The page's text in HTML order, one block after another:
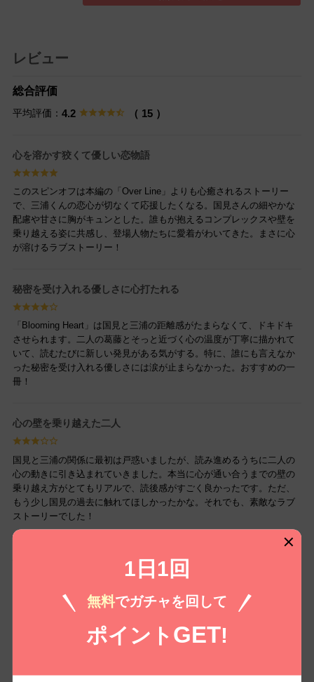
レビュー
総合評価
平均評価： 4.2 （ 15 ）
心を溶かす狡くて優しい恋物語
このスピンオフは本編の「Over Line」よりも心癒されるストーリー
で、三浦くんの恋心が切なくて応援したくなる。国見さんの細やかな
配慮や甘さに胸がキュンとした。誰もが抱えるコンプレックスや壁を
乗り越える姿に共感し、登場人物たちに愛着がわいてきた。まさに心
が溶けるラブストーリー！
秘密を受け入れる優しさに心打たれる
「Blooming Heart」は国見と三浦の距離感がたまらなくて、ドキドキ
させられます。二人の葛藤とそっと近づく心の温度が丁寧に描かれて
いて、読むたびに新しい発見がある気がする。特に、誰にも言えなか
った秘密を受け入れる優しさには涙が止まらなかった。おすすめの一
冊！
心の壁を乗り越えた二人
国見と三浦の関係に最初は戸惑いましたが、読み進めるうちに二人の
心の動きに引き込まれていきました。本当に心が通い合うまでの壁の
乗り越え方がとてもリアルで、読後感がすごく良かったです。ただ、
もう少し国見の過去に触れてほしかったかな。それでも、素敵なラブ
ストーリーでした！
「Over Line side story -Blooming Heart-」はまさに心が花開く物語。
登場人物の三浦の葛藤と成長に共感し、国見との関係の繊細さに心を
ュニケーションの難しさを扱っているのが新鮮でした。
恋の距離感が絶妙
1日1回
無料でガチャを回して
ポイント GET!